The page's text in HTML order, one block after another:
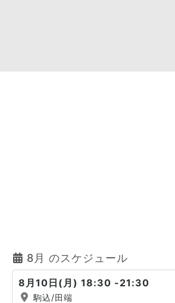
8月 のスケジュール
8月10日(月) 18:30 -21:30
駒込/田端